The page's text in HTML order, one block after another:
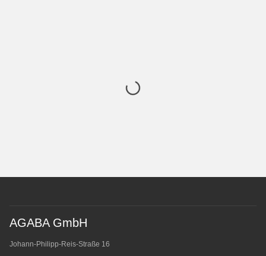
AGABA GmbH
Johann-Philipp-Reis-Straße 16